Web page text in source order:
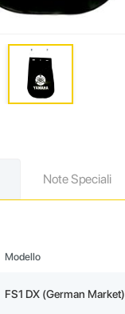
Note Speciali
Modello
FS1 DX (German Market)